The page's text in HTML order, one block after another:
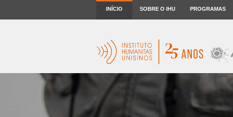
INÍCIO SOBRE O IHU PROGRAMAS